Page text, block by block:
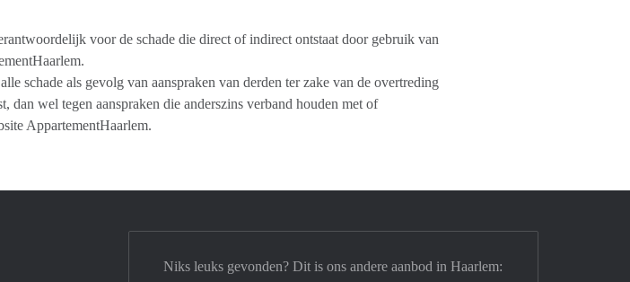
voor de schade die direct of indirect ontstaat door gebruik van
schade als gevolg van aanspraken van derden ter zake van de overtreding
dan wel tegen aanspraken die anderszins verband houden met of
AppartementHaarlem.
Niks leuks gevonden? Dit is ons andere aanbod in Haarlem: